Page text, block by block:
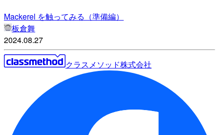
Mackerel を触ってみる（準備編）
板倉舞
2024.08.27
クラスメソッド株式会社